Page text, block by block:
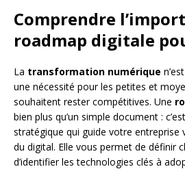
Comprendre
roadmap digitale
La transformation numérique
une nécessité pour les petites et
souhaitent rester compétitives. Une
bien plus qu’un simple document :
stratégique qui guide votre entreprise
du digital. Elle vous permet de définir
d’identifier les technologies clés à